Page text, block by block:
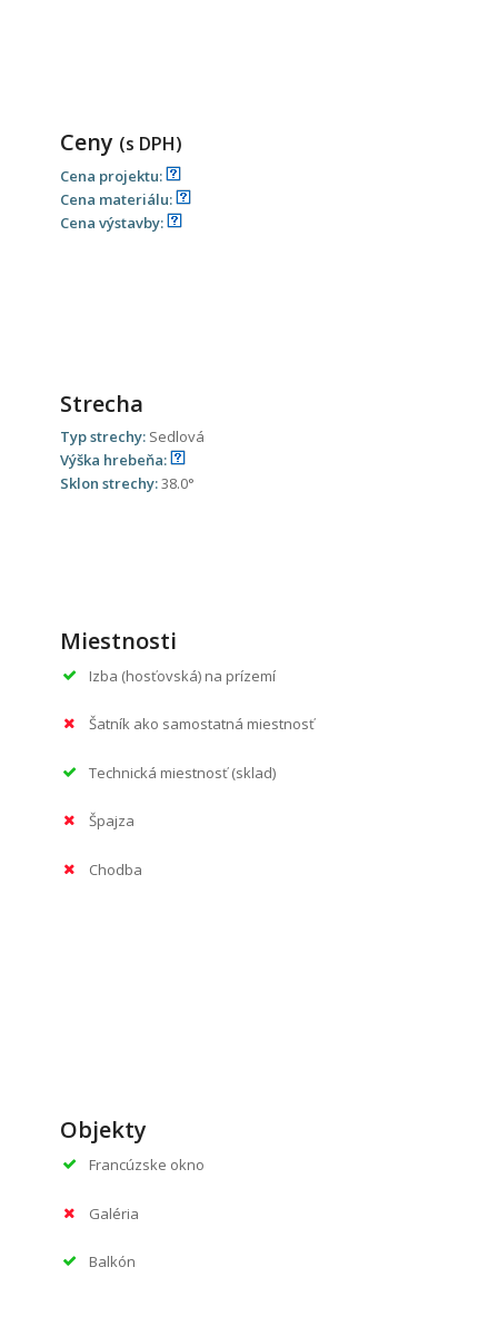
Ceny (s DPH)
Cena projektu:
Cena materiálu:
Cena výstavby:
Strecha
Typ strechy: Sedlová
Výška hrebeňa:
Sklon strechy:38.0°
Miestnosti
Izba (hosťovská) na prízemí
Šatník ako samostatná miestnosť
Technická miestnosť (sklad)
Špajza
Chodba
Objekty
Francúzske okno
Galéria
Balkón